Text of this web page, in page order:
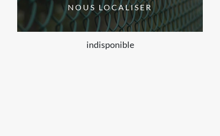
NOUS LOCALISER
indisponible